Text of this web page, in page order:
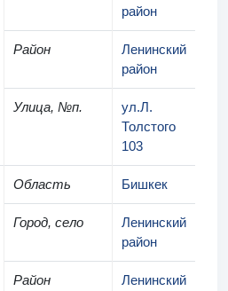
район
Район
Ленинский
район
Улица, №п.
ул.Л.
Толстого
103
Область Бишкек
Город, село
Ленинский
район
Район
Ленинский